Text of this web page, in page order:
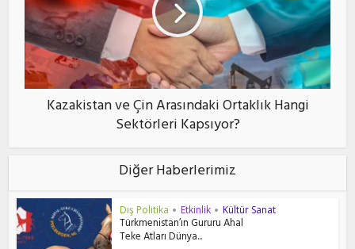
Kazakistan ve Çin Arasındaki Ortaklık Hangi
Sektörleri Kapsıyor?
Diğer Haberlerimiz
Dış Politika • Etkinlik • Kültür Sanat
Türkmenistan’ın Gururu Ahal
Teke Atları Dünya...